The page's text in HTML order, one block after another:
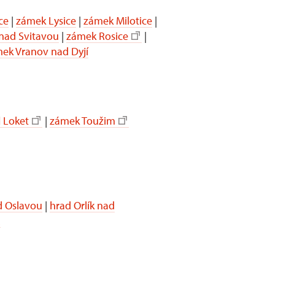
| zámek Lysice | zámek Milotice |
Svitavou | zámek Rosice
|
Vranov nad Dyjí
Loket | zámek Toužim
Oslavou | hrad Orlík nad